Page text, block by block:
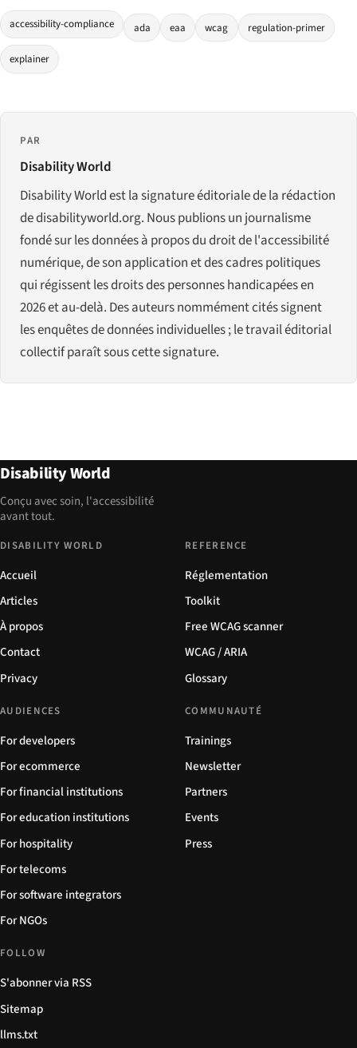
accessibility-compliance ada eaa wcag regulation-primer
explainer
PAR
Disability World
Disability World est la signature éditoriale de la rédaction
de disabilityworld.org. Nous publions un journalisme
fondé sur les données à propos du droit de l'accessibilité
numérique, de son application et des cadres politiques
qui régissent les droits des personnes handicapées en
2026 et au-delà. Des auteurs nommément cités signent
les enquêtes de données individuelles ; le travail éditorial
collectif paraît sous cette signature.
Disability World
Conçu avec soin, l'accessibilité
avant tout.
DISABILITY WORLD
Accueil
Articles
À propos
Contact
Privacy
REFERENCE
Réglementation
Toolkit
Free WCAG scanner
WCAG / ARIA
Glossary
AUDIENCES
For developers
For ecommerce
For financial institutions
For education institutions
For hospitality
For telecoms
For software integrators
For NGOs
COMMUNAUTÉ
Trainings
Newsletter
Partners
Events
Press
FOLLOW
S'abonner via RSS
Sitemap
llms.txt